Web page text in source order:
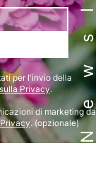
per l'invio della
Privacy.
di marketing da
. (opzionale)